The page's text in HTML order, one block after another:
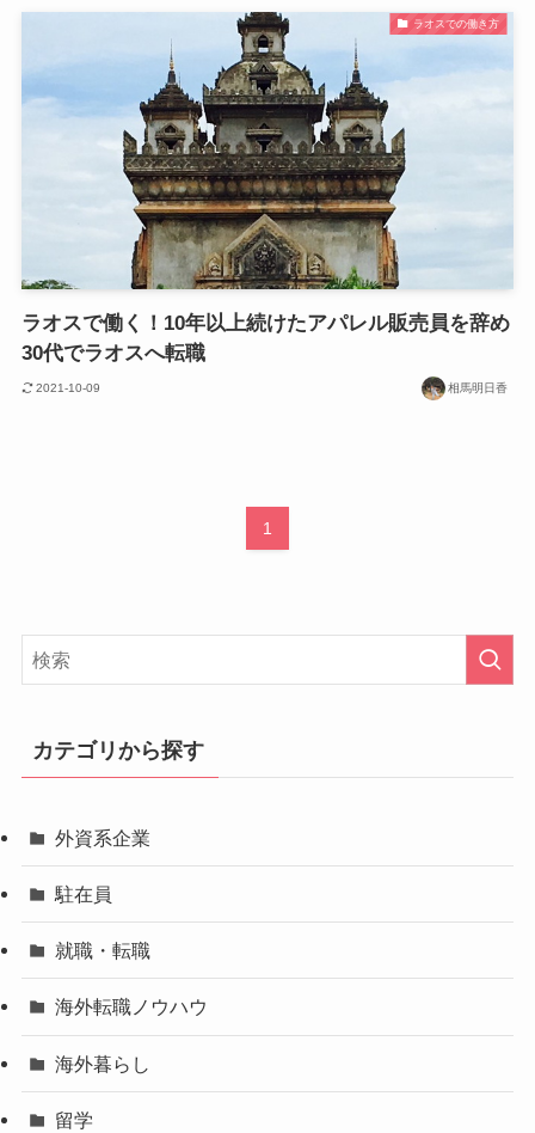
ラオスでの働き方
ラオスで働く！10年以上続けたアパレル販売員を辞め
30代でラオスへ転職
2021-10-09 相馬明日香
1
カテゴリから探す
外資系企業
駐在員
就職・転職
海外転職ノウハウ
海外暮らし
留学